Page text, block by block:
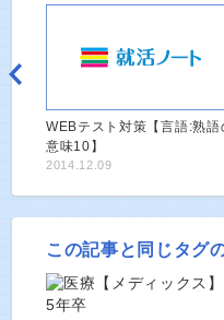
WEBテスト対策【言語:熟語
意味10】
2014.12.09
この記事と同じタグ